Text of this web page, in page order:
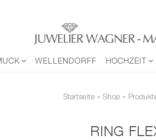
WELLENDORFF HOCHZEIT
Startseite »Shop »
RING